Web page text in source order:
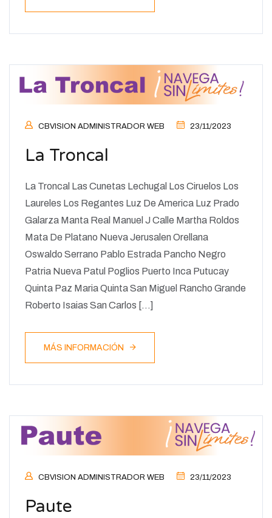
CBVISION ADMINISTRADOR WEB 23/11/2023
La Troncal
La Troncal Las Cunetas Lechugal Los Ciruelos Los
Laureles Los Regantes Luz De America Luz Prado
Galarza Manta Real Manuel J Calle Martha Roldos
Mata De Platano Nueva Jerusalen Orellana
Oswaldo Serrano Pablo Estrada Pancho Negro
Patria Nueva Patul Poglios Puerto Inca Putucay
Quinta Paz Maria Quinta San Miguel Rancho Grande
Roberto Isaias San Carlos […]
MÁS INFORMACIÓN
CBVISION ADMINISTRADOR WEB 23/11/2023
Paute